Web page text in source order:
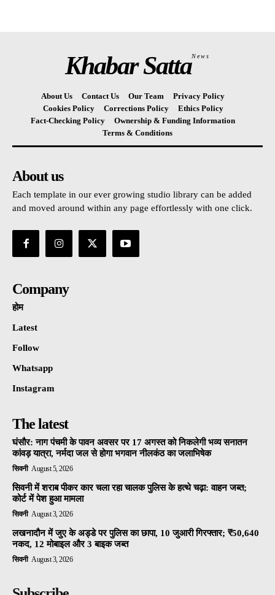
Khabar SattaNews
About Us Contact Us Our Team
Privacy Policy
Cookies Policy
Corrections Policy
Ethics Policy
Fact-Checking Policy
Ownership & Funding Information
Terms & Conditions
About us
Each template in our ever growing studio library can be added
and moved around within any page effortlessly with one click.
Company
होम
Latest
Follow
Whatsapp
Instagram
The latest
घंसौर: नाग पंचमी के पावन अवसर पर 17 अगस्त को निकलेगी भव्य सनातन
कांवड़ यात्रा, नर्मदा जल से होगा भगवान नीलकंठ का जलाभिषेक
सिवनी August 5, 2026
सिवनी में शराब पीकर कार चला रहा चालक पुलिस के हत्थे चढ़ा: वाहन जब्त;
कोर्ट में पेश हुआ मामला
सिवनी August 3, 2026
लखनादौन में जुए के अड्डे पर पुलिस का छापा, 10 जुआरी गिरफ्तार; ₹50,640
नकद, 12 मोबाइल और 3 बाइक जब्त
सिवनी August 3, 2026